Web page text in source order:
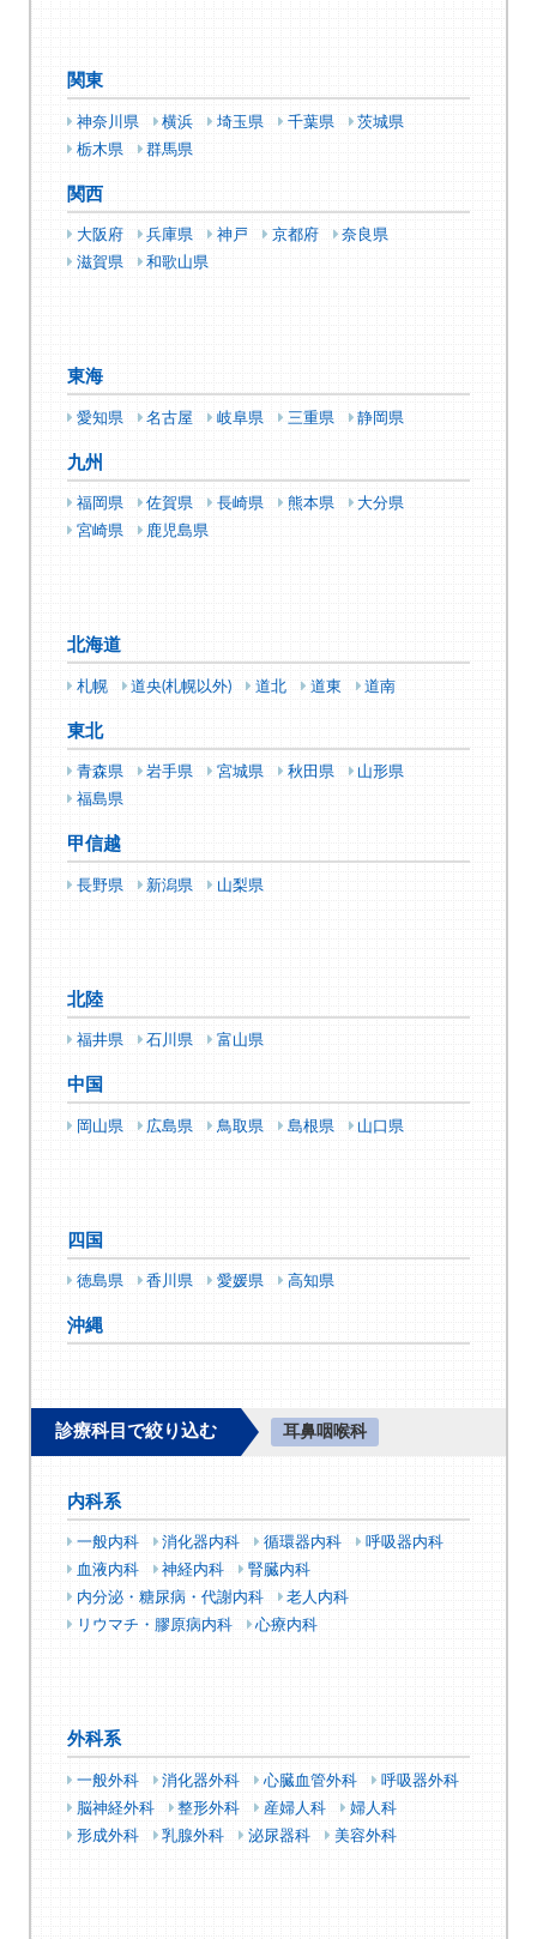
関東
神奈川県 横浜 埼玉県 千葉県
茨城県
栃木県
群馬県
関西
大阪府 兵庫県 神戸 京都府
奈良県
滋賀県
和歌山県
東海
愛知県 名古屋 岐阜県 三重県 静岡県
九州
福岡県 佐賀県 長崎県 熊本県
大分県
宮崎県
鹿児島県
北海道
札幌 道央(札幌以外) 道北 道東 道南
東北
青森県 岩手県 宮城県 秋田県
山形県
福島県
甲信越
長野県 新潟県 山梨県
北陸
福井県 石川県 富山県
中国
岡山県 広島県 鳥取県 島根県 山口県
四国
徳島県 香川県 愛媛県 高知県
沖縄
診療科目で絞り込む 耳鼻咽喉科
内科系
一般内科 消化器内科 循環器内科
呼吸器内科
血液内科
神経内科
腎臓内科
内分泌・糖尿病・代謝内科
老人内科
リウマチ・膠原病内科
心療内科
外科系
一般外科 消化器外科 心臓血管外科
呼吸器外科
脳神経外科
整形外科 産婦人科
婦人科
形成外科
乳腺外科 泌尿器科 美容外科